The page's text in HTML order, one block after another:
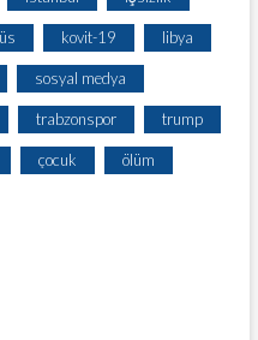
kovit-19 libya
sosyal medya
trabzonspor trump
çocuk ölüm